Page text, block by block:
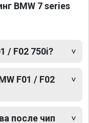
BMW 7 series
/ F02 750i?
F01 / F02
после чип